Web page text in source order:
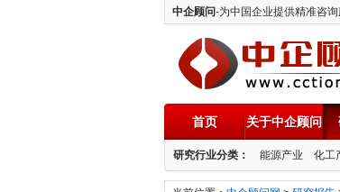
中企顾问-为中国企业提供精准咨
中企顾问
首页 关于中企顾问
研究行业分类： 能源产业 化工